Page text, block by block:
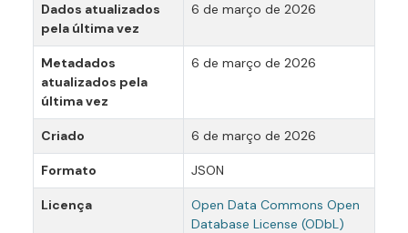
Dados atualizados
pela última vez
6 de março de 2026
Metadados
atualizados pela
última vez
6 de março de 2026
Criado 6 de março de 2026
Formato JSON
Licença
Open Data Commons Open
Database License (ODbL)